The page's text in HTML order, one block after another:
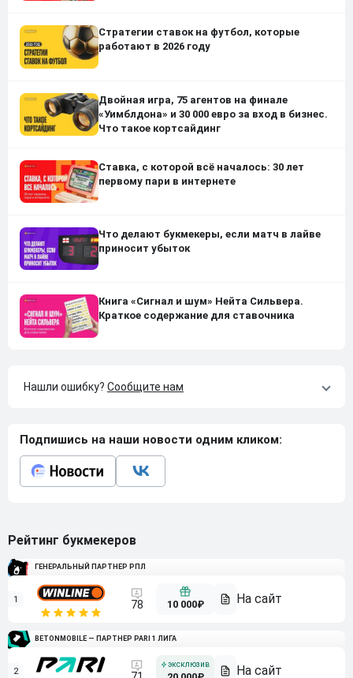
Стратегии ставок на футбол, которые
работают в 2026 году
Двойная игра, 75 агентов на финале
«Уимблдона» и 30 000 евро за вход в бизнес.
Что такое кортсайдинг
Ставка, с которой всё началось: 30 лет
первому пари в интернете
Что делают букмекеры, если матч в лайве
приносит убыток
Книга «Сигнал и шум» Нейта Сильвера.
Краткое содержание для ставочника
Нашли ошибку? Сообщите нам
Подпишись на наши новости одним кликом:
Рейтинг букмекеров
ГЕНЕРАЛЬНЫЙ ПАРТНЕР РПЛ
1 78 10 000₽
BETONMOBILE — ПАРТНЕР PARI 1 ЛИГА
2